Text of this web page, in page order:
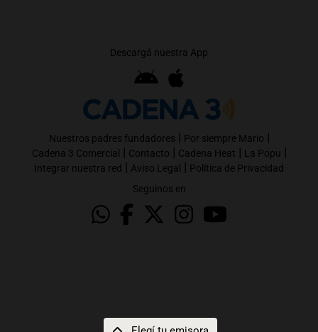
Descargá nuestra App
Nuestros padres fundadores | Por siempre Mario |
Cadena 3 Comercial | Contacto | Cadena Heat | La Popu |
Integrar nuestra red | Aviso Legal | Política de Privacidad
Seguinos en